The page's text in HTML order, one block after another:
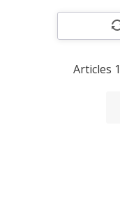
Articles 1